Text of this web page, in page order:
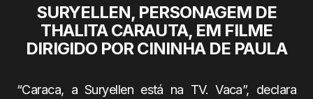
SURYELLEN, PERSONAGEM DE
THALITA CARAUTA, EM FILME
DIRIGIDO POR CININHA DE PAULA
“Caraca, a Suryellen está na TV. Vaca”, declara